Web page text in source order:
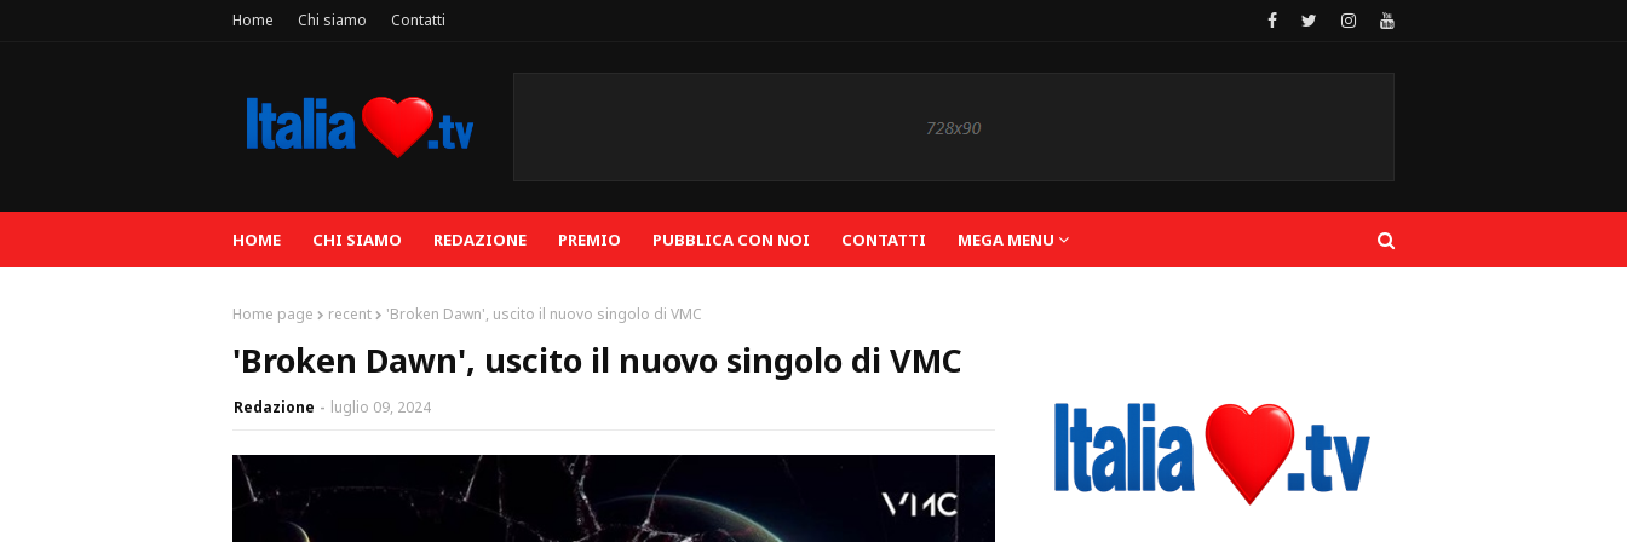
Home Chi siamo Contatti
HOME CHI SIAMO REDAZIONE PREMIO PUBBLICA CON NOI CONTATTI MEGA MENU
Home page recent 'Broken Dawn', uscito il nuovo singolo di VMC
'Broken Dawn', uscito il nuovo singolo di VMC
Redazione luglio 09, 2024